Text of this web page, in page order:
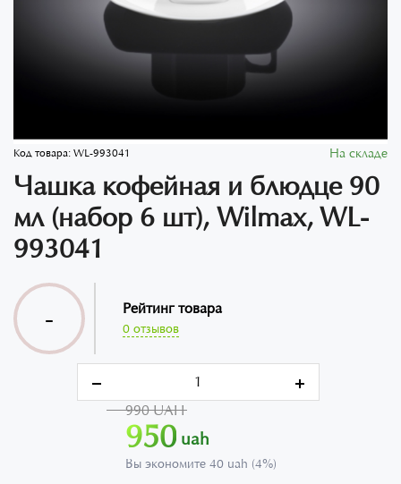
Код товара:WL-993041 На складе
Чашка кофейная и блюдце 90
мл (набор 6 шт), Wilmax, WL-
993041
- Рейтинг товара
0 отзывов
990 UAH
950 uah
Вы экономите 40 uah (4%)